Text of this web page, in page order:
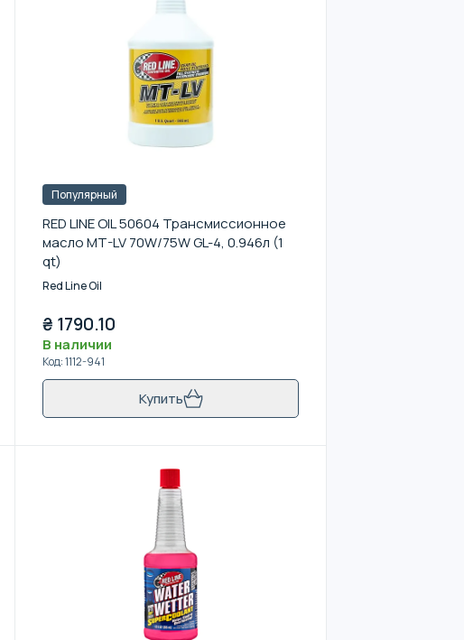
Популярный
RED LINE OIL 50604 Трансмиссионное
масло MT-LV 70W/75W GL-4, 0.946л (1
qt)
Red Line Oil
₴ 1790.10
В наличии
Код:1112-941
Купить